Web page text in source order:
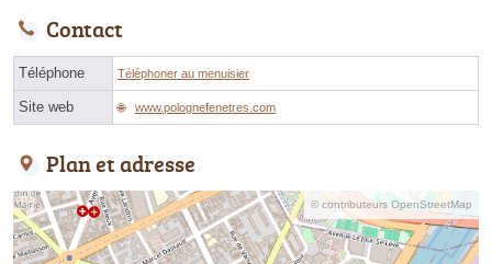
Contact
Téléphone Téléphoner au menuisier
Site web www.polognefenetres.com
Plan et adresse
© contributeurs OpenStreetMap